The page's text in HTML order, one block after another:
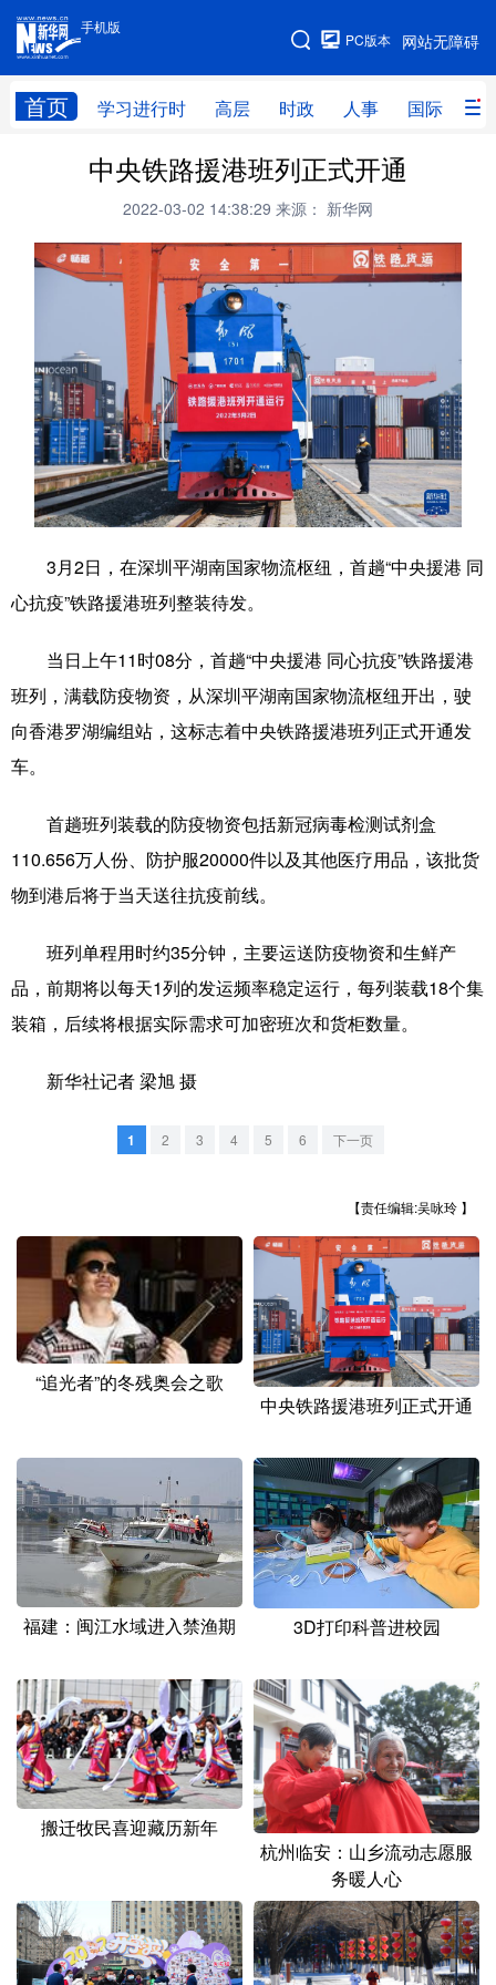
手机版
网站无障碍
PC版本
首页 学习进行时 高层 时政 人事 国际 财
手机版
网站地图
学习进行时 高层 时政
财经 网评
台湾 思客智库 全球连线 教育
科创
文化 书画 健康
访谈 视频 图片 政务
法律 中央文件 金融 汽车
食品 人居 信息化 数字经济
文化产业
地方频道
北京 天津 河北 山西
辽宁 吉林
浙江 安徽 福建 江西
山东 河南 湖北 湖南
四川 贵州
甘肃 青海
多语种频道
English Español Français عربى
Русский язык 日本語 한국어
中央铁路援港班列正式开通
2022-03-02 14:38:29 来源： 新华网
3月2日，在深圳平湖南国家物流枢纽，首趟“中央援港 同
心抗疫”铁路援港班列整装待发。
当日上午11时08分，首趟“中央援港 同心抗疫”铁路援港
班列，满载防疫物资，从深圳平湖南国家物流枢纽开出，驶
向香港罗湖编组站，这标志着中央铁路援港班列正式开通发
车。
首趟班列装载的防疫物资包括新冠病毒检测试剂盒
110.656万人份、防护服20000件以及其他医疗用品，该批货
物到港后将于当天送往抗疫前线。
班列单程用时约35分钟，主要运送防疫物资和生鲜产
品，前期将以每天1列的发运频率稳定运行，每列装载18个集
装箱，后续将根据实际需求可加密班次和货柜数量。
新华社记者 梁旭 摄
1 2 3 4 5 6 下一页
【责任编辑:吴咏玲 】
“追光者”的冬残奥会之歌
中央铁路援港班列正式开通
福建：闽江水域进入禁渔期 3D打印科普进校园
搬迁牧民喜迎藏历新年
杭州临安：山乡流动志愿服
务暖人心